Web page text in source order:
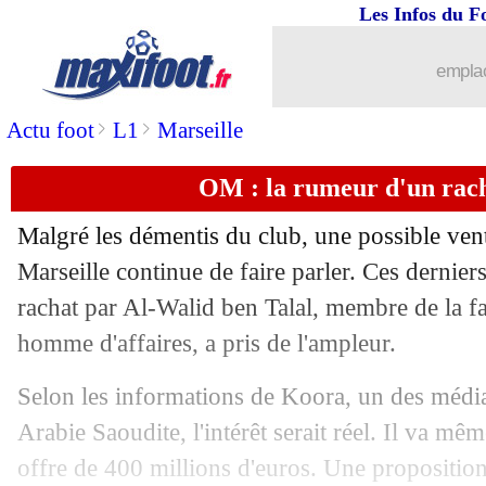
Actu foot> L1 > Marseille
Les Infos du
OM : la rumeur d'un
Malgré les démentis du club, une possible
Marseille continue de faire parler. Ces
rachat par Al-Walid ben Talal, membre de la
homme d'affaires, a pris de l'ampleur.
Selon les informations de Koora, un des
Arabie Saoudite, l'intérêt serait réel. Il va
offre de 400 millions d'euros. Une
Lyon: rétropédalage sur la date de
10/05 Lens
10/05 Barça: un contrat de quatre ans pour
10/05 Nice : Sarr a la cote en Bundesliga
10/05 Divers: Evra prêt à tout pour devenir
10/05 PSG: Man City cible le jeune Michut
10/05 Real: salaires diminués de 30%
10/05 Coronavirus: un 3e cas positif à